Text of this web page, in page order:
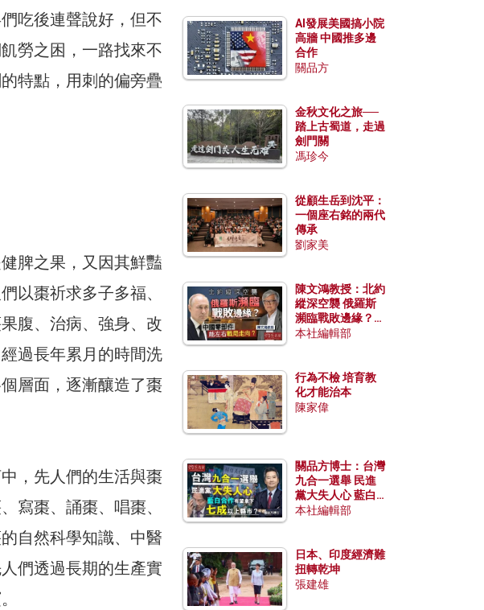
吃後連聲說好，但不
勞之困，一路找來不
特點，用刺的偏旁疊
脾之果，又因其鮮豔
以棗祈求多子多福、
腹、治病、強身、改
過長年累月的時間洗
層面，逐漸釀造了棗
，先人們的生活與棗
寫棗、誦棗、唱棗、
自然科學知識、中醫
們透過長期的生產實
AI發展美國搞小院
高牆 中國推多邊
合作
關品方
金秋文化之旅──
踏上古蜀道，走過
劍門關
馮珍今
從顧生岳到沈平：
一個座右銘的兩代
傳承
劉家美
陳文鴻教授：北約
縱深空襲 俄羅斯
瀕臨戰敗邊緣？中
國零部件能左右戰
本社編輯部
行為不檢 培育教
化才能治本
陳家偉
關品方博士：台灣
九合一選舉 民進
黨大失人心 藍白
合作有望拿下七成
本社編輯部
日本、印度經濟難
扭轉乾坤
張建雄